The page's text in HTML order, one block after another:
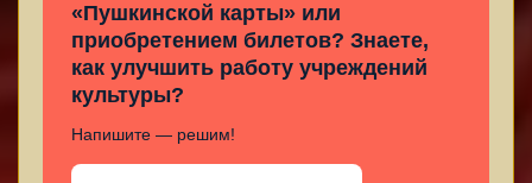
«Пушкинской карты» или
приобретением билетов? Знаете,
как улучшить работу учреждений
культуры?
Напишите — решим!